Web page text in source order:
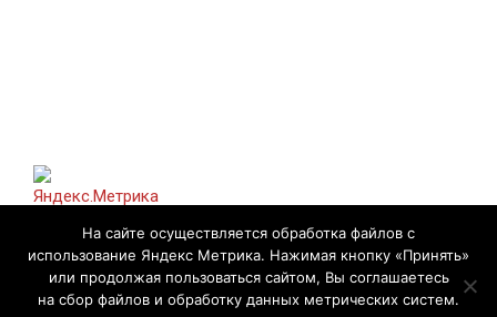
На сайте осуществляется обработка файлов с
использование Яндекс Метрика. Нажимая кнопку «Принять»
или продолжая пользоваться сайтом, Вы соглашаетесь
на сбор файлов и обработку данных метрических систем.